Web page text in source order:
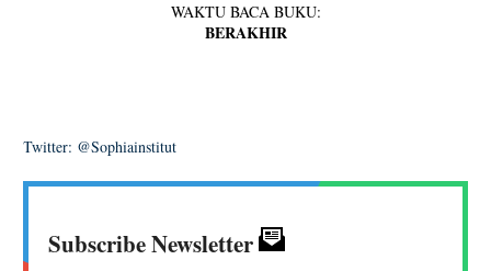
WAKTU BACA BUKU:
BERAKHIR
Twitter: @Sophiainstitut
Subscribe Newsletter